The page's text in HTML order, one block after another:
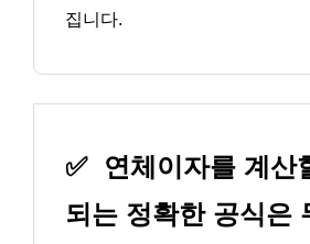
집니다.
✅
연체이자를 계산
되는 정확한 공식은